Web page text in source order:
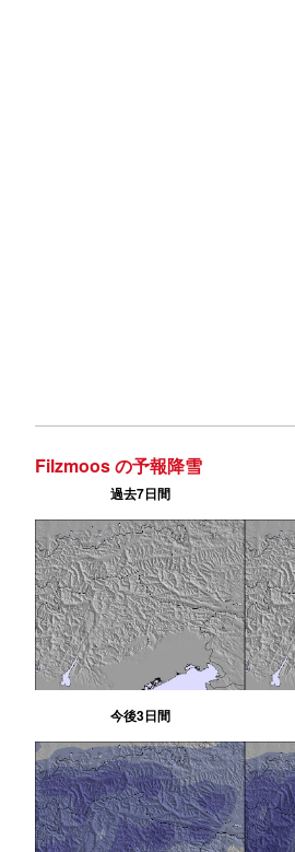
Filzmoos の予報降雪
過去7日間
今後3日間